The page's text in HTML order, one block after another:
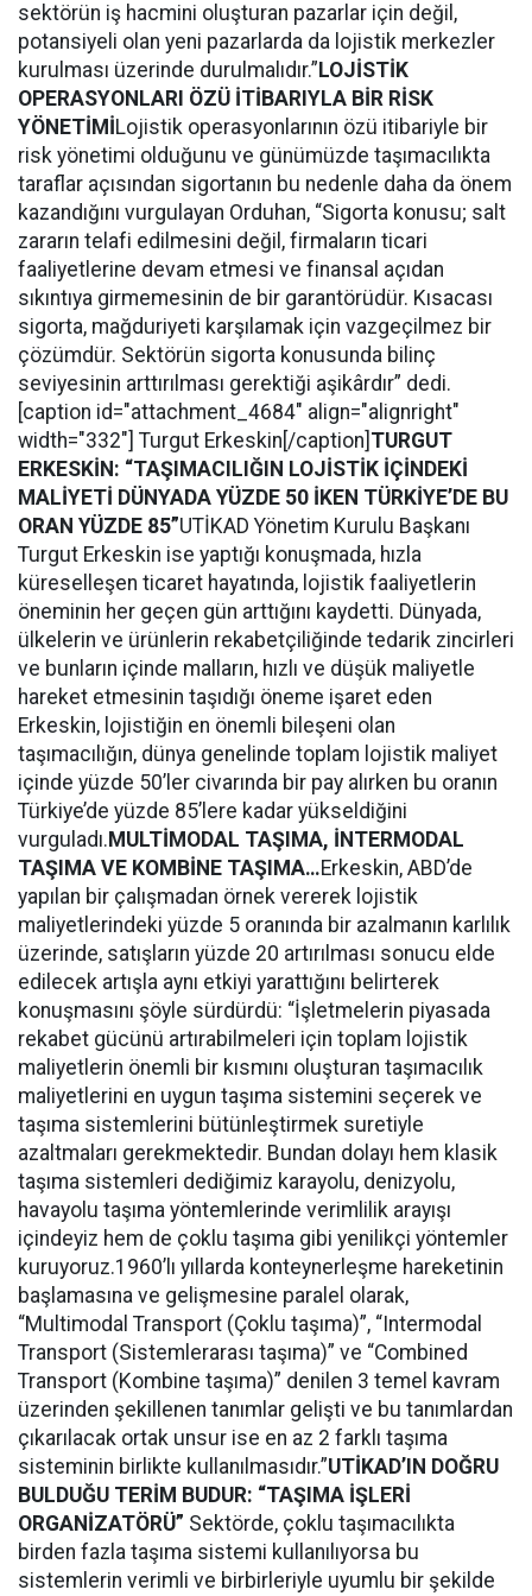
sektörün iş hacmini oluşturan pazarlar için değil,
potansiyeli olan yeni pazarlarda da lojistik merkezler
kurulması üzerinde durulmalıdır.” LOJİSTİK
OPERASYONLARI ÖZÜ İTİBARIYLA BİR RİSK
YÖNETİMİLojistik operasyonlarının özü itibariyle bir
risk yönetimi olduğunu ve günümüzde taşımacılıkta
taraflar açısından sigortanın bu nedenle daha da önem
kazandığını vurgulayan Orduhan, “Sigorta konusu; salt
zararın telafi edilmesini değil, firmaların ticari
faaliyetlerine devam etmesi ve finansal açıdan
sıkıntıya girmemesinin de bir garantörüdür. Kısacası
sigorta, mağduriyeti karşılamak için vazgeçilmez bir
çözümdür. Sektörün sigorta konusunda bilinç
seviyesinin arttırılması gerektiği aşikârdır” dedi.
[caption id="attachment_4684" align="alignright"
width="332"] Turgut Erkeskin[/caption] TURGUT
ERKESKİN: “TAŞIMACILIĞIN LOJİSTİK İÇİNDEKİ
MALİYETİ DÜNYADA YÜZDE 50 İKEN TÜRKİYE’DE BU
ORAN YÜZDE 85”UTİKAD Yönetim Kurulu Başkanı
Turgut Erkeskin ise yaptığı konuşmada, hızla
küreselleşen ticaret hayatında, lojistik faaliyetlerin
öneminin her geçen gün arttığını kaydetti. Dünyada,
ülkelerin ve ürünlerin rekabetçiliğinde tedarik zincirleri
ve bunların içinde malların, hızlı ve düşük maliyetle
hareket etmesinin taşıdığı öneme işaret eden
Erkeskin, lojistiğin en önemli bileşeni olan
taşımacılığın, dünya genelinde toplam lojistik maliyet
içinde yüzde 50’ler civarında bir pay alırken bu oranın
Türkiye’de yüzde 85’lere kadar yükseldiğini
vurguladı. MULTİMODAL TAŞIMA, İNTERMODAL
TAŞIMA VE KOMBİNE TAŞIMA…Erkeskin, ABD’de
yapılan bir çalışmadan örnek vererek lojistik
maliyetlerindeki yüzde 5 oranında bir azalmanın karlılık
üzerinde, satışların yüzde 20 artırılması sonucu elde
edilecek artışla aynı etkiyi yarattığını belirterek
konuşmasını şöyle sürdürdü: “İşletmelerin piyasada
rekabet gücünü artırabilmeleri için toplam lojistik
maliyetlerin önemli bir kısmını oluşturan taşımacılık
maliyetlerini en uygun taşıma sistemini seçerek ve
taşıma sistemlerini bütünleştirmek suretiyle
azaltmaları gerekmektedir. Bundan dolayı hem klasik
taşıma sistemleri dediğimiz karayolu, denizyolu,
havayolu taşıma yöntemlerinde verimlilik arayışı
içindeyiz hem de çoklu taşıma gibi yenilikçi yöntemler
kuruyoruz.1960’lı yıllarda konteynerleşme hareketinin
başlamasına ve gelişmesine paralel olarak,
“Multimodal Transport (Çoklu taşıma)”, “Intermodal
Transport (Sistemlerarası taşıma)” ve “Combined
Transport (Kombine taşıma)” denilen 3 temel kavram
üzerinden şekillenen tanımlar gelişti ve bu tanımlardan
çıkarılacak ortak unsur ise en az 2 farklı taşıma
sisteminin birlikte kullanılmasıdır.”UTİKAD’IN DOĞRU
BULDUĞU TERİM BUDUR: “TAŞIMA İŞLERİ
ORGANİZATÖRÜ” Sektörde, çoklu taşımacılıkta
birden fazla taşıma sistemi kullanılıyorsa bu
sistemlerin verimli ve birbirleriyle uyumlu bir şekilde